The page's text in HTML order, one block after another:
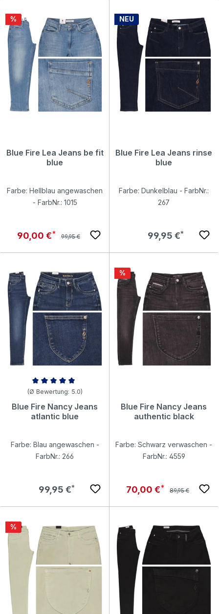
Rabatt
%
Blue Fire Lea Jeans be fit
blue
Farbe: Hellblau angewaschen
- FarbNr.: 1015
Verkaufspreis:
90,00 € Regulärer Preis:
99,95 €
NEU
Blue Fire Lea Jeans rinse
blue
Farbe: Dunkelblau - FarbNr.:
267
Regulärer Preis:
99,95 €
Durchschnittliche Bewertung von 5 von 5 Sternen
(Ø Bewertung: 5.0)
Blue Fire Nancy Jeans
atlantic blue
Farbe: Blau angewaschen -
FarbNr.: 266
Regulärer Preis:
99,95 €
Rabatt
%
Blue Fire Nancy Jeans
authentic black
Farbe: Schwarz verwaschen -
FarbNr.: 4559
Verkaufspreis:
70,00 € Regulärer Preis:
89,95 €
Rabatt
%